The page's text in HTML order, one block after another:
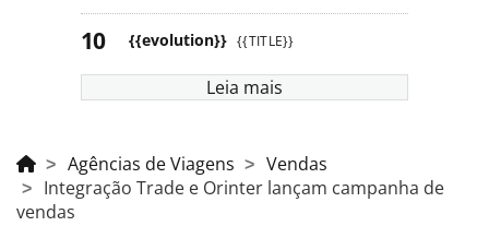
{{evolution}} {{TITLE}}
Leia mais
Agências de Viagens
Vendas
Integração Trade e Orinter lançam campanha de
vendas